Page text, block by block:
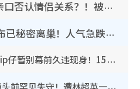
叶泓文拍拖一周年亲口否认情侣关系？！被质疑感情造假竟称GM“普通同事”
30岁男艺人低调宣布已秘密离巢！人气急跌变失踪人口：“这几年过得并不容易”
《爱·回家》童星Philip仔暂别幕前久违现身！15岁近况暴风成长长高变帅气少年